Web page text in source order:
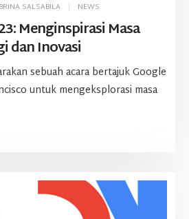
Menginspirasi Masa
dan Inovasi
SALSABILA NEWS
sebuah acara bertajuk Google
untuk mengeksplorasi masa